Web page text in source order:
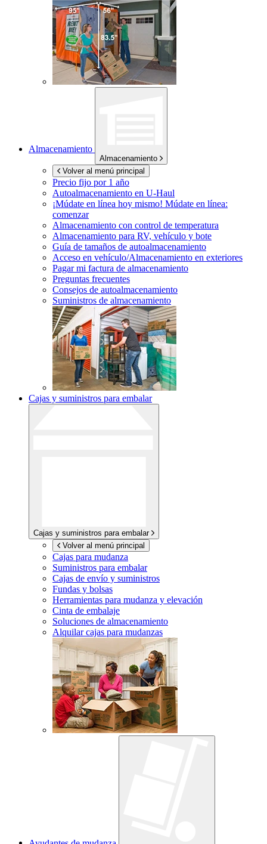
Almacenamiento
Almacenamiento
Volver al menú principal
Precio fijo por 1 año
Autoalmacenamiento en U-Haul
¡Múdate en línea hoy mismo! Múdate en línea:
comenzar
Almacenamiento con control de temperatura
Almacenamiento para RV, vehículo y bote
Guía de tamaños de autoalmacenamiento
Acceso en vehículo/Almacenamiento en exteriores
Pagar mi factura de almacenamiento
Preguntas frecuentes
Consejos de autoalmacenamiento
Suministros de almacenamiento
Cajas y suministros para embalar
Cajas y suministros para embalar
Volver al menú principal
Cajas para mudanza
Suministros para embalar
Cajas de envío y suministros
Fundas y bolsas
Herramientas para mudanza y elevación
Cinta de embalaje
Soluciones de almacenamiento
Alquilar cajas para mudanzas